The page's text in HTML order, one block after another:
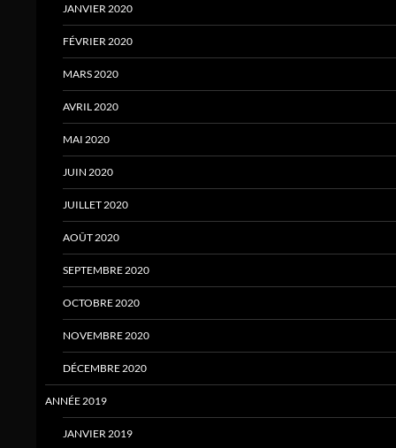
JANVIER 2020
FÉVRIER 2020
MARS 2020
AVRIL 2020
MAI 2020
JUIN 2020
JUILLET 2020
AOÛT 2020
SEPTEMBRE 2020
OCTOBRE 2020
NOVEMBRE 2020
DÉCEMBRE 2020
ANNÉE 2019
JANVIER 2019